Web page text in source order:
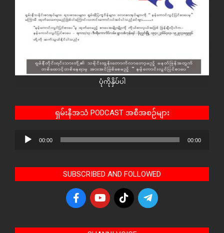
ပုံကိုနှိပ်ပါ
ရှမ်းနီအသံ PODCAST အစီအစဉ်များ
Audio
00:00 00:00
SUBSCRIBED AND FOLLOWED